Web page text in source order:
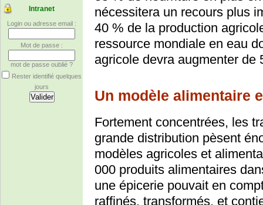
Intranet
Login ou adresse email :
Mot de passe :
mot de passe oublié ?
Rester identifié quelques
jours
nécessitera un recours plus
40 % de la production
ressource mondiale en eau
agricole devra augmenter de
Un modèle alimentaire
Fortement concentrées, les
grande distribution pèsent
modèles agricoles et
000 produits alimentaires
une épicerie pouvait en
raffinés, transformés, et